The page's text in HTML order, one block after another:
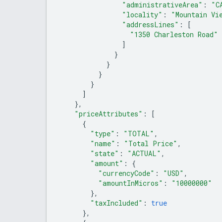
"administrativeArea" :
"locality" : "Mountain
"addressLines" :
[
"1350 Charleston Road"
]
}
}
}
}
]
},
"priceAttributes" :
[
{
"type" : "TOTAL" ,
"name" : "Total Price" ,
"state" : "ACTUAL" ,
"amount" :
{
"currencyCode" : "USD" ,
"amountInMicros" :
"10000000"
},
"taxIncluded" :
true
},